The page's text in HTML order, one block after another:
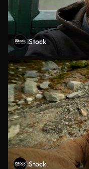
iStock
iStock